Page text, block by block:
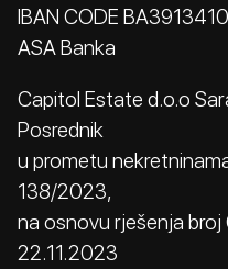
IBAN CODE
ASA Banka
Capitol Estate d.o.o
Posrednik
u prometu
138/2023,
na osnovu rješenja
22.11.2023